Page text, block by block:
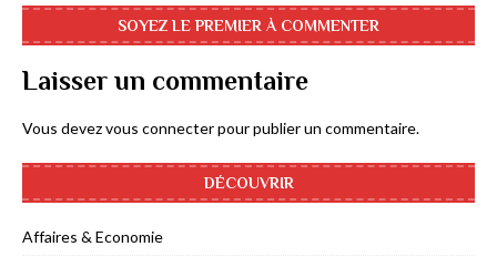
SOYEZ LE PREMIER À COMMENTER
Laisser un commentaire
Vous devezvous connecterpour publier un commentaire.
DÉCOUVRIR
Affaires & Economie